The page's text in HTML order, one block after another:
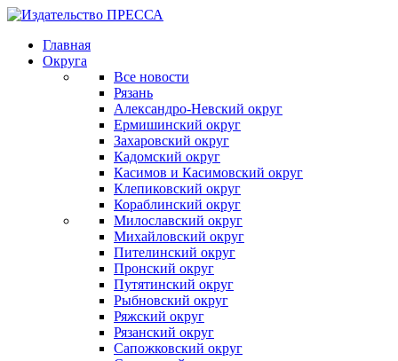
Главная
Округа
Все новости
Рязань
Александро-Невский округ
Ермишинский округ
Захаровский округ
Кадомский округ
Касимов и Касимовский округ
Клепиковский округ
Кораблинский округ
Милославский округ
Михайловский округ
Пителинский округ
Пронский округ
Путятинский округ
Рыбновский округ
Ряжский округ
Рязанский округ
Сапожковский округ